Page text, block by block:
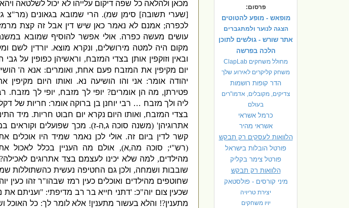
פרסום:
מופאש - מופע להטוטים
הצגה לנוער ולמתגברים
אתר שורש - גולשים לתוכן
הלכה בפרשה
מחולל משחקים ClapLab
משחק קליקרים לאירוע שלך
הדר קופות רושמות
צדיקים, מקובלים, אדמו"רים
בעולם
כרמל אשראי
אשראי מהיר
הלוואות לעסקים רק תבקש
פורטל הובלות בישראל
פורטל צימר בקליק
הלוואות רק תבקש
מיני קורסים - פולסטאק
יצירת טריויה
יויו משחקים
מכאן ולהלאה כל שפה דיקום עלייהו לא יכול לשלטאה
[שערי תשובה] סימן שמ). הרי שמובא בגאונים (מר"צ
לכפרה; אמנם לא נאמר כאן שיש דין אבל זה קצת
עושים מעשה כפרה.אולי אפשר להוסיף שמובא
מקום היה למטה מירושלים, ונקרא מוצא. יורדין לשם
ובאין וזוקפין אותן בצדי המזבח, וראשיהן כפופין על גבי
יום מקיפין את המזבח פעם אחת, ואומרים: אנא ה'
יהודה אומר: אני והו הושיעה נא. ואותו היום
פטירתן, מה הן אומרים? יופי לך מזבח, יופי לך מזבח.
ליה ולך מזבח … רבי יוחנן בן ברוקה אומר: חריות של דקל
בצדי המזבח, ואותו היום נקרא יום חבוט חריות. מיד
אתרוגיהן' (משנה סוכה ג,ה-ז). מכך שפועלים וקוראים
קשר לדין ביום זה. אולי לכן נאמר שמיד היו אוכלים
(רש"י; סוכה מה,א), אולם מה העניין בכלל לאכול
מהילדים, למה שלא יכינו לעצמם בצד אתרוגים לאכילה
שובבות ושמחה, ולכן גם החטיפה נעשית כהשתוללות
שחוטפים מהילדים ואוכלים כעין רמז שבהו"ר זהו כעין יוה
שכעין צום יוה"כ: 'דתני חייא בר רב מדיפתי: "ועניתם את
מתענין?! והלא בעשור מתענין! אלא לומרלך: כלהאוכל